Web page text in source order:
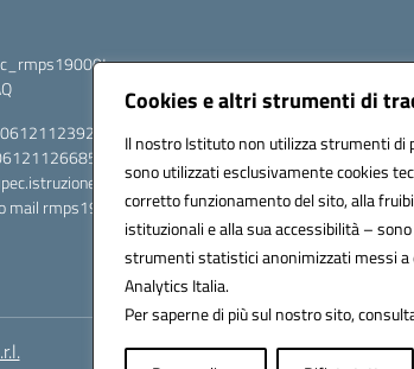
Cookies e altri strumenti di
Il nostro Istituto non utilizza strumenti di
sono utilizzati esclusivamente cookies
corretto funzionamento del sito, alla
istituzionali e alla sua accessibilità –
strumenti statistici anonimizzati messi a
Analytics Italia.
Per saperne di più sul nostro sito,
86
mail rmps19000t@istruzione.it